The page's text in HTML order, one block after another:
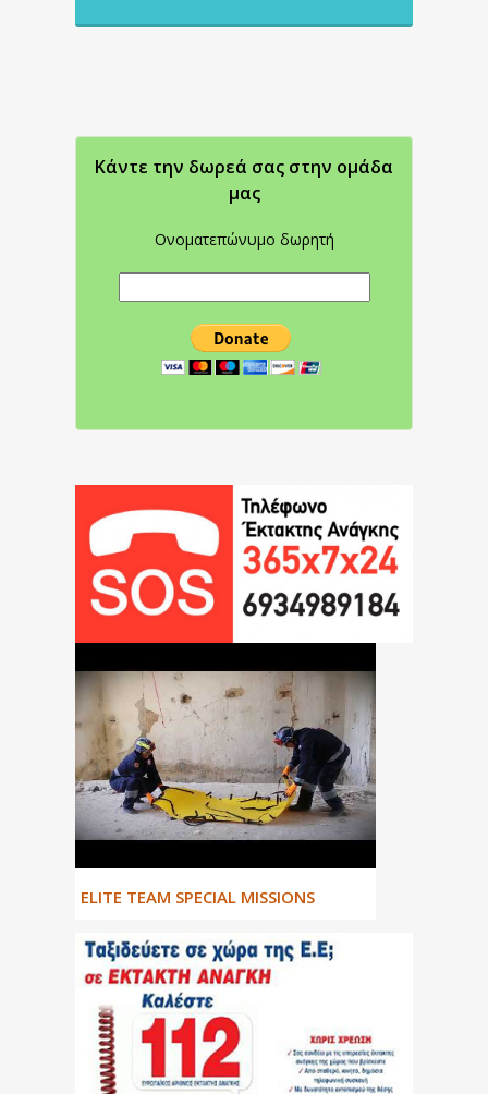
Κάντε την δωρεά σας στην oμάδα
μας
Ονοματεπώνυμο δωρητή
ΕLITE TEAM SPECIAL MISSIONS